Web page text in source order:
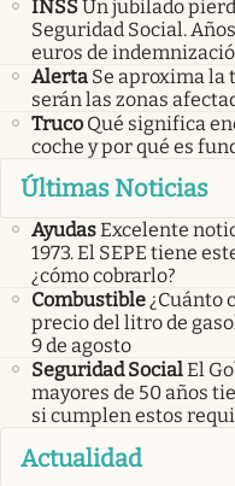
INSSUn jubilado
Seguridad Social.
euros de
Alerta Se aproxima la
serán las zonas
Truco Qué significa
coche y por qué es
Últimas Noticias
AyudasExcelente
1973. El SEPE tiene
¿cómo cobrarlo?
Combustible¿Cuánto
precio del litro de
9 de agosto
Seguridad SocialEl
mayores de 50 años
si cumplen estos
Actualidad